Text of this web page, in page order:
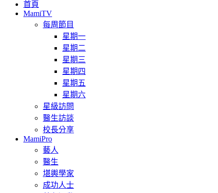
首頁
MamiTV
每周節目
星期一
星期二
星期三
星期四
星期五
星期六
星級訪問
醫生訪談
校長分享
MamiPro
藝人
醫生
堪輿學家
成功人士